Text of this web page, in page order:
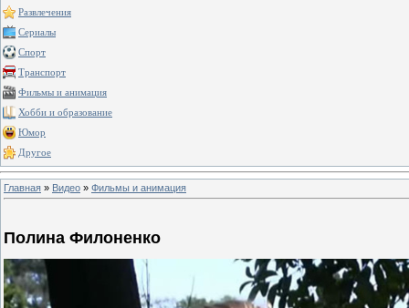
Развлечения
Сериалы
Спорт
Транспорт
Фильмы и анимация
Хобби и образование
Юмор
Другое
Главная » Видео » Фильмы и анимация
Полина Филоненко